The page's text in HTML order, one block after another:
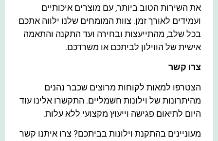
את השירות הטוב ביותר, עם מוצרים איכותיים
ועמידים לאורך זמן. צוות המומחים שלנו ילווה אתכם
בכל שלב, מהתייעצות ובחירה ועד התקנה והתאמה
אישית של הווילון לביתכם או משרדכם.
צרו קשר
הצטרפו למאות לקוחות מרוצים שכבר נהנים
מהיתרונות של וילונות חשמליים. התקשרו אלינו עוד
היום לתיאום פגישה וייעוץ מקצועי ללא עלות.
מעוניינים בהתקנת וילונות בביתכם? צרו איתנו קשר